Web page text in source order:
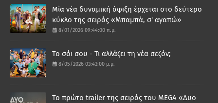
Μία νέα δυναμική άφιξη έρχεται στο δεύτερο
κύκλο της σειράς «Μπαμπά, σ' αγαπώ»
8/01/2026 09:44:00 π.μ.
Το σόι σου - Τι αλλάζει τη νέα σεζόν;
8/05/2026 03:43:00 μ.μ.
Το πρώτο trailer της σειράς του MEGA «Δυο